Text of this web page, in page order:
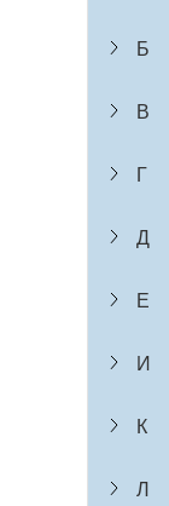
Б
В
Г
Д
Е
И
К
Л